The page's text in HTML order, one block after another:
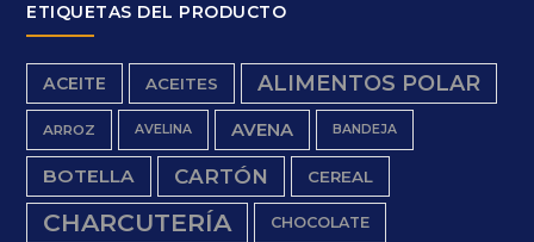
ETIQUETAS DEL PRODUCTO
ACEITE ACEITES ALIMENTOS POLAR
ARROZ AVELINA AVENA BANDEJA
BOTELLA CARTÓN CEREAL
CHARCUTERÍA CHOCOLATE